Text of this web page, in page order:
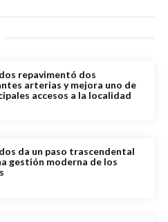
repavimentó dos
arterias y mejora uno de
accesos a la localidad
da un paso trascendental
gestión moderna de los